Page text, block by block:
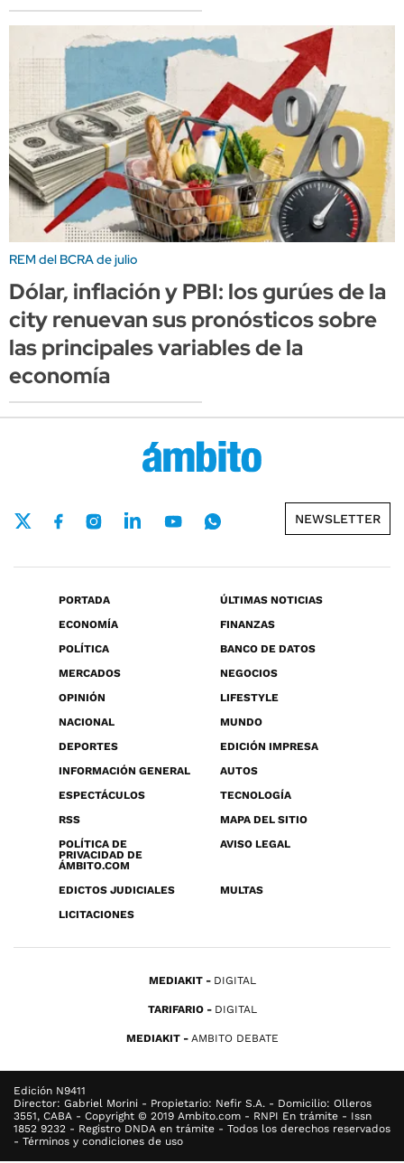
REM del BCRA de julio
Dólar, inflación y PBI: los gurúes de la
city renuevan sus pronósticos sobre
las principales variables de la
economía
NEWSLETTER
PORTADA
ÚLTIMAS NOTICIAS
ECONOMÍA
FINANZAS
POLÍTICA
BANCO DE DATOS
MERCADOS
NEGOCIOS
OPINIÓN
LIFESTYLE
NACIONAL
MUNDO
DEPORTES
EDICIÓN IMPRESA
INFORMACIÓN GENERAL
AUTOS
ESPECTÁCULOS
TECNOLOGÍA
RSS
MAPA DEL SITIO
POLÍTICA DE
PRIVACIDAD DE
ÁMBITO.COM
AVISO LEGAL
EDICTOS JUDICIALES
MULTAS
LICITACIONES
MEDIAKIT DIGITAL
TARIFARIO DIGITAL
MEDIAKIT AMBITO DEBATE
Edición N9411
Director: Gabriel Morini - Propietario: Nefir S.A. - Domicilio: Olleros
3551, CABA - Copyright © 2019 Ambito.com - RNPI En trámite - Issn
1852 9232 - Registro DNDA en trámite - Todos los derechos reservados
- Términos y condiciones de uso